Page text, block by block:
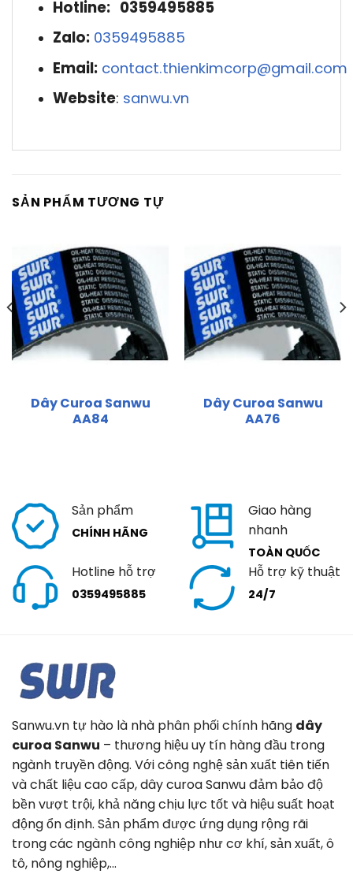
Hotline: 0359495885
Zalo: 0359495885
Email: contact.thienkimcorp@gmail.com
Website: sanwu.vn
SẢN PHẨM TƯƠNG TỰ
Dây Curoa Sanwu
AA84
Dây Curoa Sanwu
AA76
Sản phẩm
CHÍNH HÃNG
Giao hàng
nhanh
TOÀN QUỐC
Hotline hỗ trợ
0359495885
Hỗ trợ kỹ thuật
24/7
Sanwu.vn tự hào là nhà phân phối chính hãng dây
curoa Sanwu – thương hiệu uy tín hàng đầu trong
ngành truyền động. Với công nghệ sản xuất tiên tiến
và chất liệu cao cấp, dây curoa Sanwu đảm bảo độ
bền vượt trội, khả năng chịu lực tốt và hiệu suất hoạt
động ổn định. Sản phẩm được ứng dụng rộng rãi
trong các ngành công nghiệp như cơ khí, sản xuất, ô
tô, nông nghiệp,…